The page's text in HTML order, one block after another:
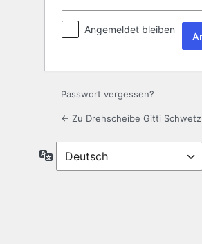
Angemeldet bleiben
Passwort vergessen?
← Zu Drehscheibe Gitti Schwetz
Sprache